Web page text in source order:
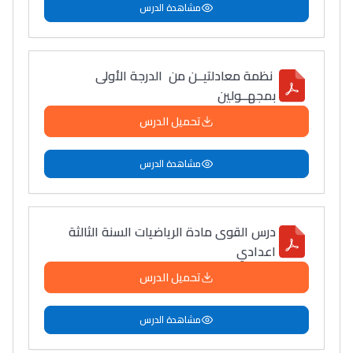
دليل التوجيه
التوجيه بالثانوي و الإعدادي
Ki Derti Liha
باش تقدر تساعد الناس
يلقاو التوازن من الدّاخل
ومن الخارج، بشرى
مشاهدة الدرس
نظمة معادلتيــن من الدرجة الأولى
بمجهــولين
تحميل الدرس
مشاهدة الدرس
درس القوى مادة الرياضيات السنة الثالثة
اعدادي
تحميل الدرس
مشاهدة الدرس